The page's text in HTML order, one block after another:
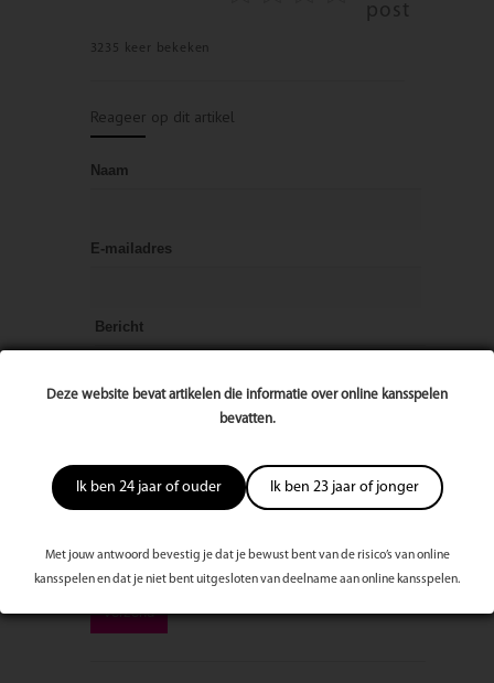
Deze website bevat artikelen die informatie over online kansspelen
bevatten.
Ik ben 24 jaar of ouder Ik ben 23 jaar of jonger
Met jouw antwoord bevestig je dat je bewust bent van de risico’s van online
kansspelen en dat je niet bent uitgesloten van deelname aan online kansspelen.
post
3235 keer bekeken
Reageer op dit artikel
Naam
E-mailadres
Bericht